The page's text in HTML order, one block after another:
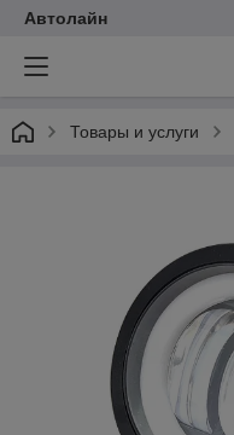
Автолайн
Товары и услуги